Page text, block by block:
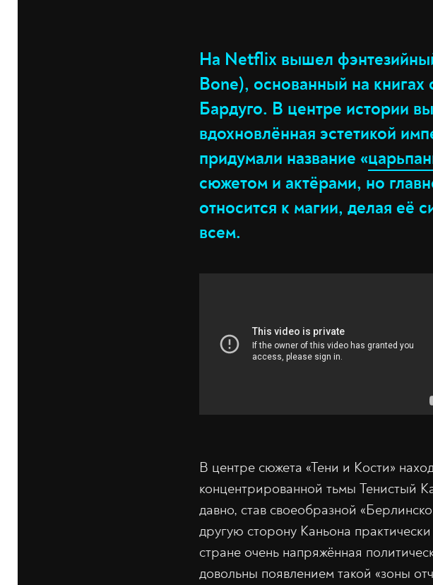
На Netflix вышел
Bone), основанный на
Бардуго. В центре истории
вдохновлённая эстетикой
придумали название «
сюжетом и актёрами, но
относится к магии, делая её
всем.
В центре сюжета «Тени и Кости»
концентрированной тьмы Тенистый
давно, став своеобразной
другую сторону Каньона
стране очень напряжённая
довольны появлением такой «зоны